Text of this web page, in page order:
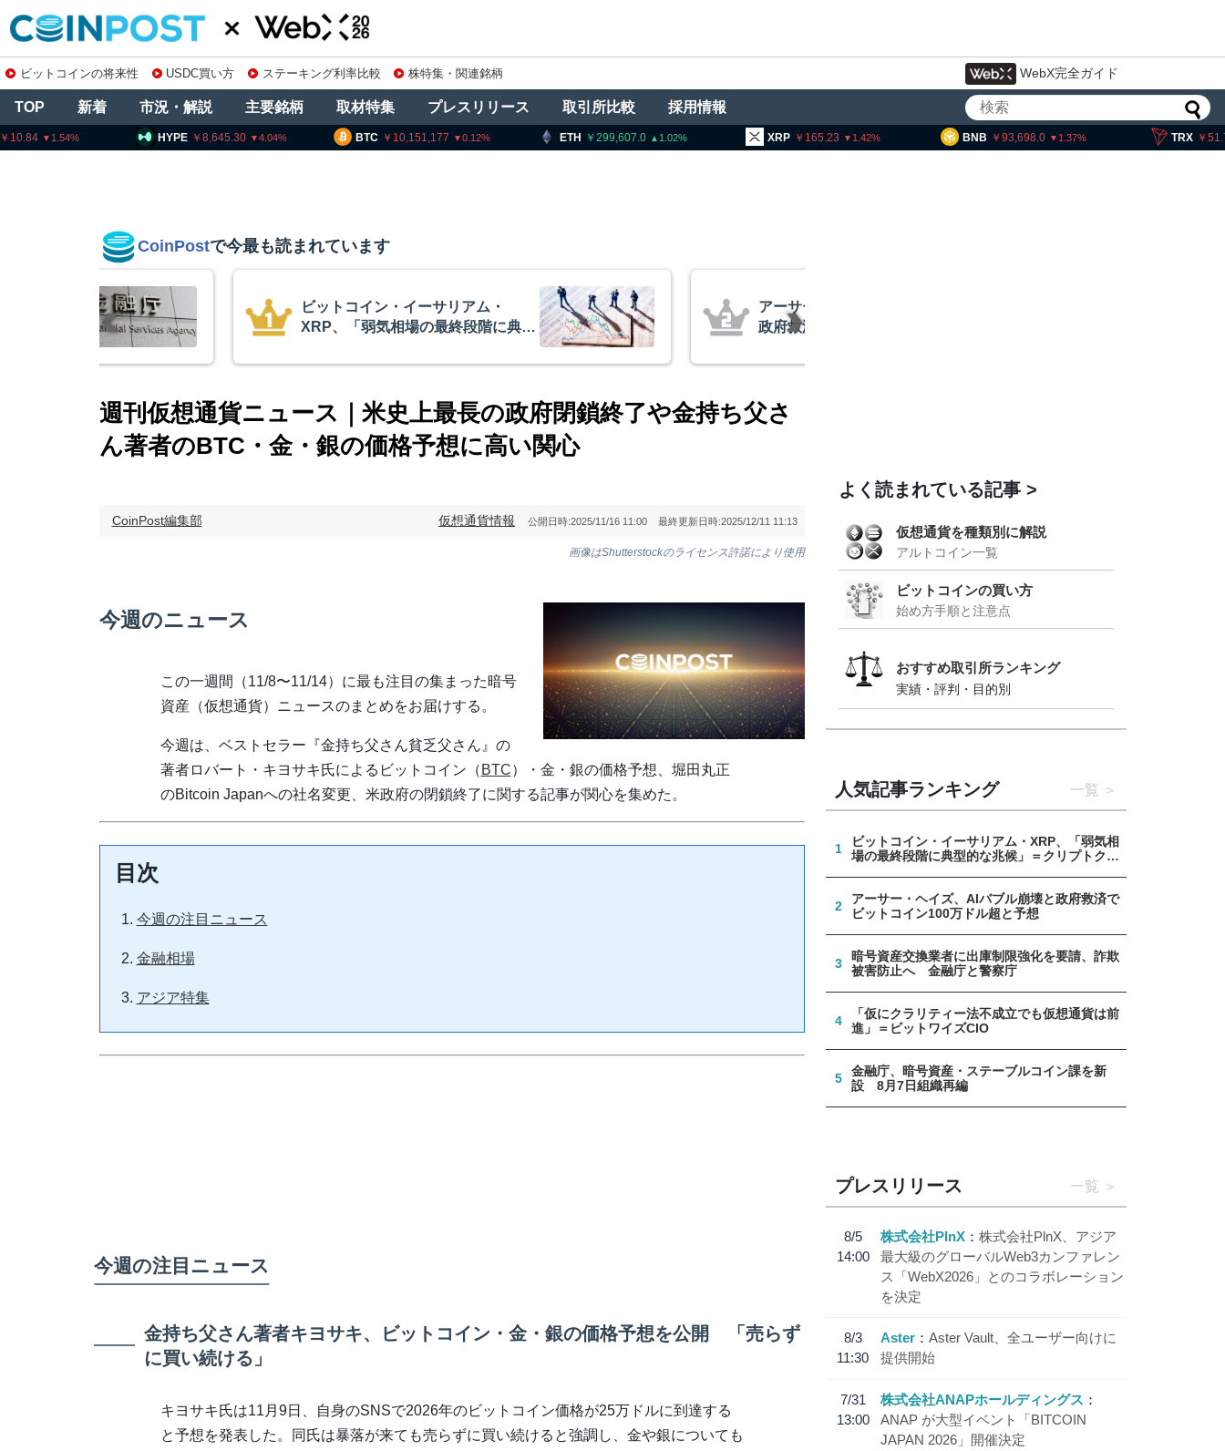
ビットコインの将来性 USDC買い方 ステーキング利率比較 株特集・関連銘柄 WebX完全ガイド
TOP 新着 市況・解説 主要銘柄 取材特集 プレスリリース 取引所比較 採用情報
BTC 10,151,177 0.12 ETH 299,607.0 1.02 XRP 1.42 BNB 93,698.0 1.37 TRX 0.07
HYPE 8,645.30 4.04
CoinPostで今最も読まれています
ーサリアム・
の最終段階に典型
プトクアント
アーサー・ヘイズ、AIバブル崩壊と
政府救済でビットコイン100万ドル
週刊仮想通貨ニュース｜米史上最長の政府閉鎖終了や金持ち父さ
ん著者のBTC・金・銀の価格予想に高い関心
CoinPost編集部 仮想通貨情報 公開日時:2025/11/16 11:00 最終更新日時:2025/12/11 11:13
画像はShutterstockのライセンス許諾により使用
今週のニュース
この一週間（11/8〜11/14）に最も注目の集まった暗号
資産（仮想通貨）ニュースのまとめをお届けする。
今週は、ベストセラー『金持ち父さん貧乏父さん』の
著者ロバート・キヨサキ氏によるビットコイン（ BTC）・金・銀の価格予想、堀田丸正
のBitcoin Japanへの社名変更、米政府の閉鎖終了に関する記事が関心を集めた。
目次
今週の注目ニュース
金融相場
アジア特集
今週の注目ニュース
金持ち父さん著者キヨサキ、ビットコイン・金・銀の価格予想を公開 「売らず
に買い続ける」
キヨサキ氏は11月9日、自身のSNSで2026年のビットコイン価格が25万ドルに到達する
と予想を発表した。同氏は暴落が来ても売らずに買い続けると強調し、金や銀についても
よく読まれている記事
仮想通貨を種類別に解説
アルトコイン一覧
ビットコインの買い方
始め方手順と注意点
おすすめ取引所ランキング
実績・評判・目的別
人気記事ランキング 一覧
1
ビットコイン・イーサリアム・XRP、「弱気相
場の最終段階に典型的な兆候」＝クリプトクア
2
アーサー・ヘイズ、AIバブル崩壊と政府救済で
ビットコイン100万ドル超と予想
3
暗号資産交換業者に出庫制限強化を要請、詐欺
被害防止へ 金融庁と警察庁
4
「仮にクラリティー法不成立でも仮想通貨は前
進」＝ビットワイズCIO
5
金融庁、暗号資産・ステーブルコイン課を新
設 8月7日組織再編
プレスリリース 一覧
8/5
14:00
株式会社PlnX
株式会社PlnX、アジア
最大級のグローバルWeb3カンファレン
ス「WebX2026」とのコラボレーション
を決定
8/3
11:30
Aster
Aster Vault、全ユーザー向けに
提供開始
7/31
13:00
株式会社ANAPホールディングス
ANAP が大型イベント「BITCOIN
JAPAN 2026」開催決定